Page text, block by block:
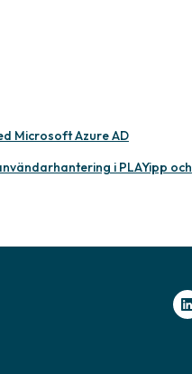
Microsoft Azure AD
i PLAYipp och